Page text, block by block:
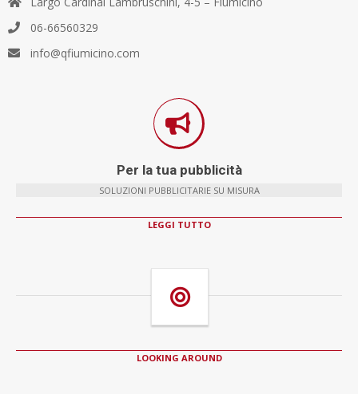
06-66560329
info@qfiumicino.com
Per la tua pubblicità
SOLUZIONI PUBBLICITARIE SU MISURA
LEGGI TUTTO
LOOKING AROUND